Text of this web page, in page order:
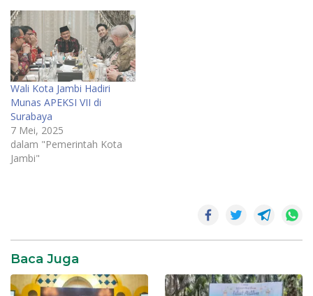
Wali Kota Jambi Hadiri
Munas APEKSI VII di
Surabaya
7 Mei, 2025
dalam "Pemerintah Kota
Jambi"
SR28
Baca Juga